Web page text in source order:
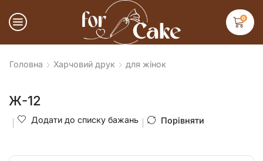
0
Головна Харчовий друк для жінок
Ж-12
Додати до списку бажань Порівняти